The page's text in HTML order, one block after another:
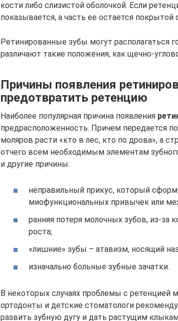
кости либо слизистой оболочкой. Если
показывается, а часть ее остается покрытой
Ретинированные зубы могут располагаться
различают такие положения, как щечно-
Причины появления
предотвратить ретенцию
Наиболее популярная причина появления
предрасположенность. Причем передается
моляров расти «кто в лес, кто по дрова», а
отчего всем необходимым элементам
и другие причины:
неправильный прикус, который
миофункциональных привычек или
ранняя потеря молочных зубов, из-за
роста;
«лишние» зубы – атавизм, носящий
изначально больные зубные зачатки.
В некоторых случаях проблемы с ретенцией
ортодонты и детские стоматологи
развить зубную дугу и дать растущим